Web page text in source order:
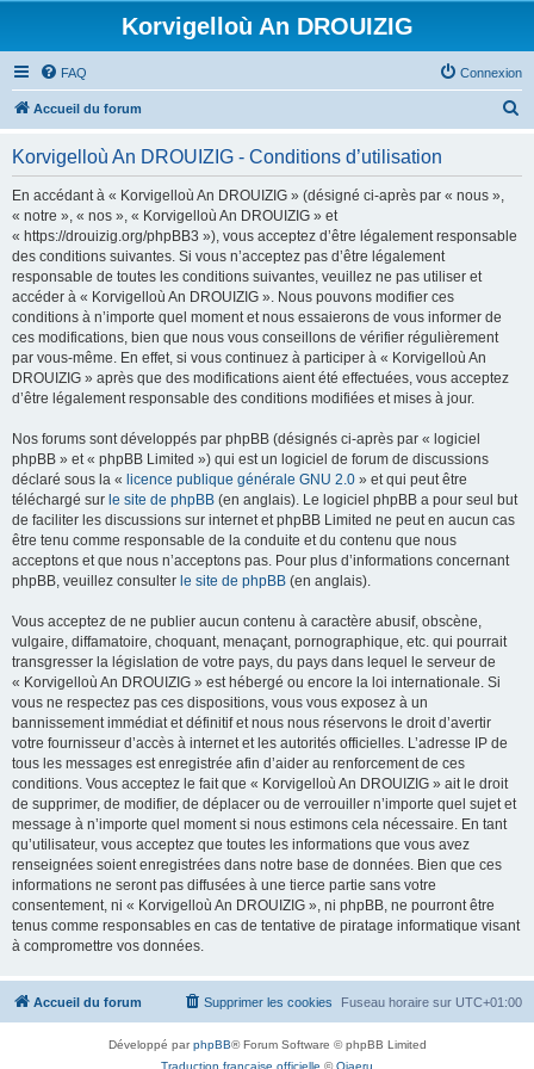
Korvigelloù An DROUIZIG
FAQ Connexion
Accueil du forum
Korvigelloù An DROUIZIG - Conditions d’utilisation
En accédant à « Korvigelloù An DROUIZIG » (désigné ci-après par « nous »,
« notre », « nos », « Korvigelloù An DROUIZIG » et
« https://drouizig.org/phpBB3 »), vous acceptez d’être légalement responsable
des conditions suivantes. Si vous n’acceptez pas d’être légalement
responsable de toutes les conditions suivantes, veuillez ne pas utiliser et
accéder à « Korvigelloù An DROUIZIG ». Nous pouvons modifier ces
conditions à n’importe quel moment et nous essaierons de vous informer de
ces modifications, bien que nous vous conseillons de vérifier régulièrement
par vous-même. En effet, si vous continuez à participer à « Korvigelloù An
DROUIZIG » après que des modifications aient été effectuées, vous acceptez
d’être légalement responsable des conditions modifiées et mises à jour.
Nos forums sont développés par phpBB (désignés ci-après par « logiciel
phpBB » et « phpBB Limited ») qui est un logiciel de forum de discussions
déclaré sous la « licence publique générale GNU 2.0 » et qui peut être
téléchargé sur le site de phpBB (en anglais). Le logiciel phpBB a pour seul but
de faciliter les discussions sur internet et phpBB Limited ne peut en aucun cas
être tenu comme responsable de la conduite et du contenu que nous
acceptons et que nous n’acceptons pas. Pour plus d’informations concernant
phpBB, veuillez consulter le site de phpBB (en anglais).
Vous acceptez de ne publier aucun contenu à caractère abusif, obscène,
vulgaire, diffamatoire, choquant, menaçant, pornographique, etc. qui pourrait
transgresser la législation de votre pays, du pays dans lequel le serveur de
« Korvigelloù An DROUIZIG » est hébergé ou encore la loi internationale. Si
vous ne respectez pas ces dispositions, vous vous exposez à un
bannissement immédiat et définitif et nous nous réservons le droit d’avertir
votre fournisseur d’accès à internet et les autorités officielles. L’adresse IP de
tous les messages est enregistrée afin d’aider au renforcement de ces
conditions. Vous acceptez le fait que « Korvigelloù An DROUIZIG » ait le droit
de supprimer, de modifier, de déplacer ou de verrouiller n’importe quel sujet et
message à n’importe quel moment si nous estimons cela nécessaire. En tant
qu’utilisateur, vous acceptez que toutes les informations que vous avez
renseignées soient enregistrées dans notre base de données. Bien que ces
informations ne seront pas diffusées à une tierce partie sans votre
consentement, ni « Korvigelloù An DROUIZIG », ni phpBB, ne pourront être
tenus comme responsables en cas de tentative de piratage informatique visant
à compromettre vos données.
Accueil du forum Fuseau horaire sur UTC+01:00
Supprimer les cookies
Développé parphpBB® Forum Software © phpBB Limited
Traduction française officielle ©Qiaeru